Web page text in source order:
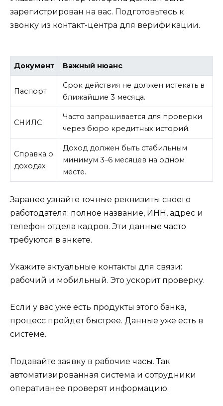
зарегистрирован на вас. Подготовьтесь к
звонку из контакт-центра для верификации.
Документ Важный нюанс
Паспорт
Срок действия не должен истекать в
ближайшие 3 месяца.
СНИЛС
Часто запрашивается для проверки
через бюро кредитных историй.
Справка о
доходах
Доход должен быть стабильным
минимум 3–6 месяцев на одном
месте.
Заранее узнайте точные реквизиты своего
работодателя: полное название, ИНН, адрес и
телефон отдела кадров. Эти данные часто
требуются в анкете.
Укажите актуальные контакты для связи:
рабочий и мобильный. Это ускорит проверку.
Если у вас уже есть продукты этого банка,
процесс пройдет быстрее. Данные уже есть в
системе.
Подавайте заявку в рабочие часы. Так
автоматизированная система и сотрудники
оперативнее проверят информацию.